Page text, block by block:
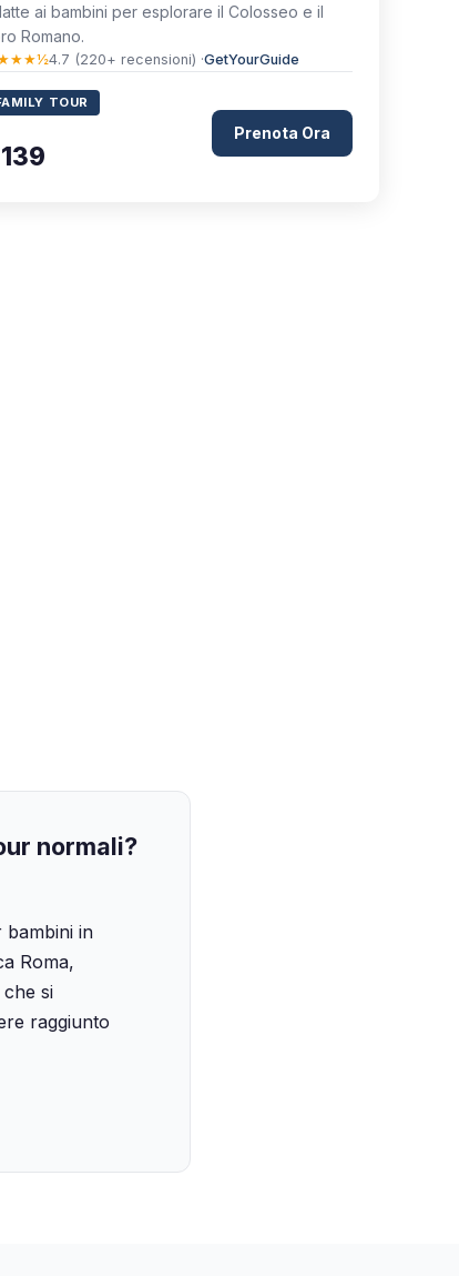
ai bambini per esplorare il Colosseo e il
Romano.
4.7 (220+ recensioni) ·GetYourGuide
TOUR
Prenota Ora
normali?
bambini in
Roma,
si
raggiunto